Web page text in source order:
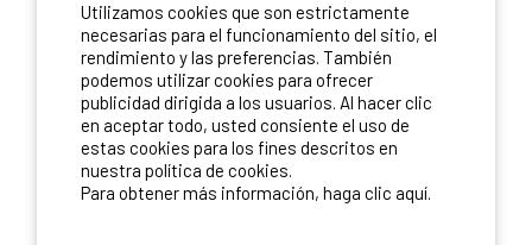
ME INSCRIBO
NUESTROS PARTNERS
Utilizamos cookies que son estrictamente
necesarias para el funcionamiento del sitio, el
rendimiento y las preferencias. También
podemos utilizar cookies para ofrecer
publicidad dirigida a los usuarios. Al hacer clic
en aceptar todo, usted consiente el uso de
estas cookies para los fines descritos en
nuestra política de cookies.
Para obtener más información, haga clic aquí.